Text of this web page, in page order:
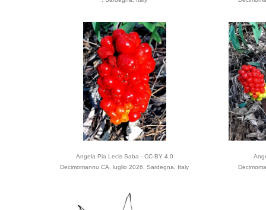
Angela Pia Lecis Saba - CC-BY 4.0
Decimomannu CA, luglio 2026, Sardegna, Italy